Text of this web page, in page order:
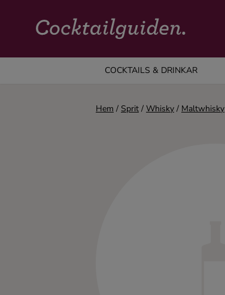
COCKTAILS & DRINKAR
COCKTAILS & DRINKAR
Alla cocktails & drinkar
Hem / Sprit / Whisky / Maltwhisky